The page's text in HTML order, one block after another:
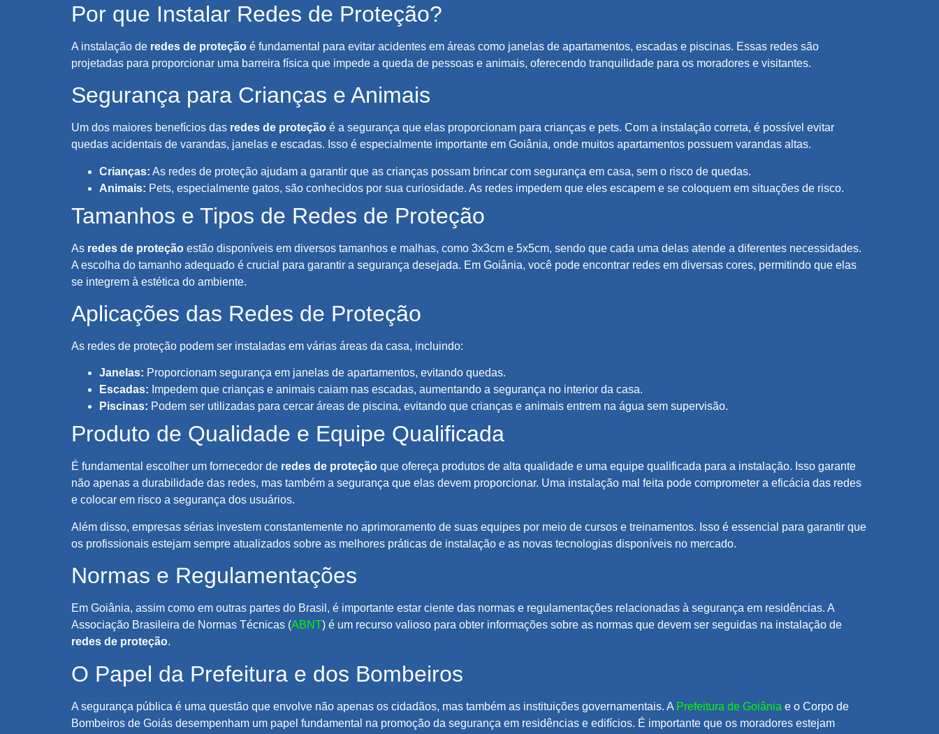
Por que Instalar Redes de Proteção?
A instalação de redes de proteção é fundamental para evitar acidentes em áreas como janelas de apartamentos, escadas e piscinas. Essas redes são
projetadas para proporcionar uma barreira física que impede a queda de pessoas e animais, oferecendo tranquilidade para os moradores e visitantes.
Segurança para Crianças e Animais
Um dos maiores benefícios das redes de proteção é a segurança que elas proporcionam para crianças e pets. Com a instalação correta, é possível evitar
quedas acidentais de varandas, janelas e escadas. Isso é especialmente importante em Goiânia, onde muitos apartamentos possuem varandas altas.
Crianças: As redes de proteção ajudam a garantir que as crianças possam brincar com segurança em casa, sem o risco de quedas.
Animais: Pets, especialmente gatos, são conhecidos por sua curiosidade. As redes impedem que eles escapem e se coloquem em situações de risco.
Tamanhos e Tipos de Redes de Proteção
As redes de proteção estão disponíveis em diversos tamanhos e malhas, como 3x3cm e 5x5cm, sendo que cada uma delas atende a diferentes necessidades.
A escolha do tamanho adequado é crucial para garantir a segurança desejada. Em Goiânia, você pode encontrar redes em diversas cores, permitindo que elas
se integrem à estética do ambiente.
Aplicações das Redes de Proteção
As redes de proteção podem ser instaladas em várias áreas da casa, incluindo:
Janelas: Proporcionam segurança em janelas de apartamentos, evitando quedas.
Escadas: Impedem que crianças e animais caiam nas escadas, aumentando a segurança no interior da casa.
Piscinas: Podem ser utilizadas para cercar áreas de piscina, evitando que crianças e animais entrem na água sem supervisão.
Produto de Qualidade e Equipe Qualificada
É fundamental escolher um fornecedor de redes de proteção que ofereça produtos de alta qualidade e uma equipe qualificada para a instalação. Isso garante
não apenas a durabilidade das redes, mas também a segurança que elas devem proporcionar. Uma instalação mal feita pode comprometer a eficácia das redes
e colocar em risco a segurança dos usuários.
Além disso, empresas sérias investem constantemente no aprimoramento de suas equipes por meio de cursos e treinamentos. Isso é essencial para garantir que
os profissionais estejam sempre atualizados sobre as melhores práticas de instalação e as novas tecnologias disponíveis no mercado.
Normas e Regulamentações
Em Goiânia, assim como em outras partes do Brasil, é importante estar ciente das normas e regulamentações relacionadas à segurança em residências. A
Associação Brasileira de Normas Técnicas (ABNT) é um recurso valioso para obter informações sobre as normas que devem ser seguidas na instalação de
redes de proteção.
O Papel da Prefeitura e dos Bombeiros
A segurança pública é uma questão que envolve não apenas os cidadãos, mas também as instituições governamentais. A Prefeitura de Goiânia e o Corpo de
Bombeiros de Goiás desempenham um papel fundamental na promoção da segurança em residências e edifícios. É importante que os moradores estejam